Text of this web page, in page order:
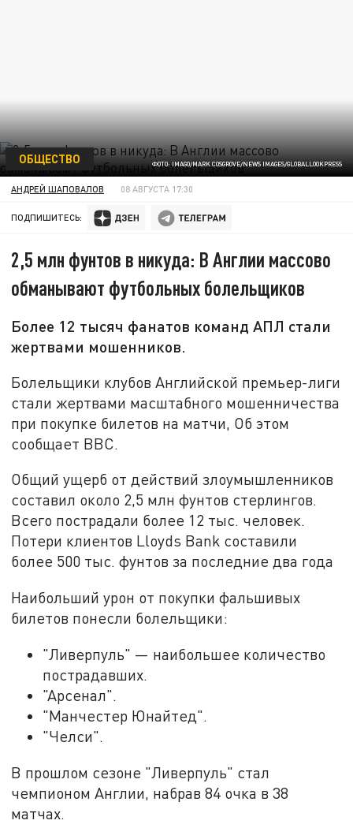
ФОТО: IMAGO/MARK COSGROVE/NEWS IMAGES/GLOBALLOOKPRESS
ОБЩЕСТВО
АНДРЕЙ ШАПОВАЛОВ 08 АВГУСТА 17:30
ПОДПИШИТЕСЬ:
2,5 млн фунтов в никуда: В Англии массово
обманывают футбольных болельщиков
Более 12 тысяч фанатов команд АПЛ стали
жертвами мошенников.
Болельщики клубов Английской премьер-лиги
стали жертвами масштабного мошенничества
при покупке билетов на матчи, Об этом
сообщает BBC.
Общий ущерб от действий злоумышленников
составил около 2,5 млн фунтов стерлингов.
Всего пострадали более 12 тыс. человек.
Потери клиентов Lloyds Bank составили
более 500 тыс. фунтов за последние два года
Наибольший урон от покупки фальшивых
билетов понесли болельщики:
"Ливерпуль" — наибольшее количество
пострадавших.
"Арсенал".
"Манчестер Юнайтед".
"Челси".
В прошлом сезоне "Ливерпуль" стал
чемпионом Англии, набрав 84 очка в 38
матчах.